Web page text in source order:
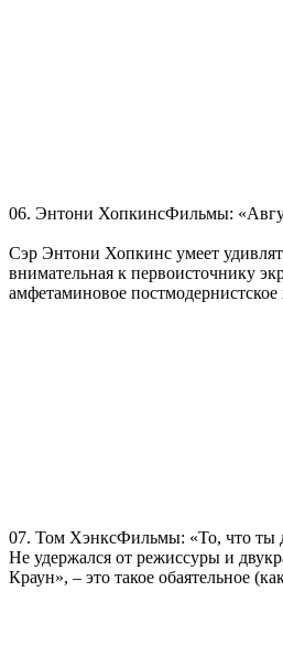
06. Энтони ХопкинсФильмы:
Сэр Энтони Хопкинс умеет
внимательная к первоисточнику
амфетаминовое постмодернистское
07. Том ХэнксФильмы: «То, что ты
Не удержался от режиссуры и
Краун», – это такое обаятельное